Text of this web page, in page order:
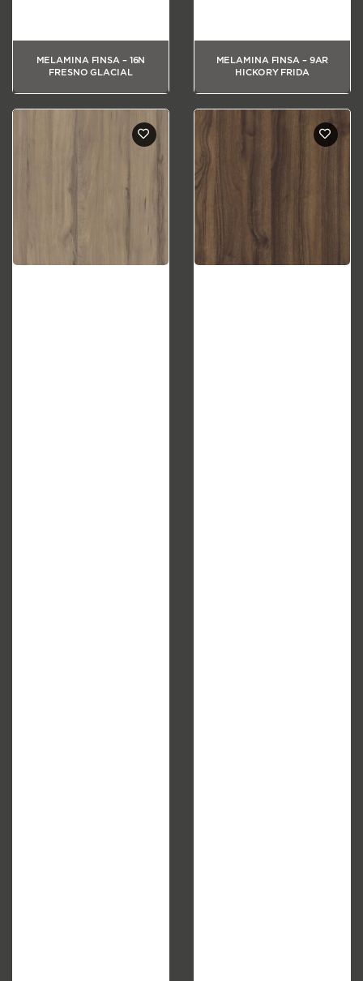
MELAMINA FINSA – 16N
FRESNO GLACIAL
MELAMINA FINSA – 9AR
HICKORY FRIDA